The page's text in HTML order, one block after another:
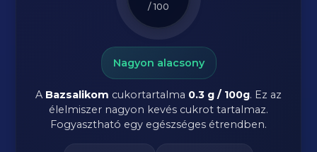
/ 100
Nagyon alacsony
A Bazsalikom cukortartalma 0.3 g / 100g. Ez az
élelmiszer nagyon kevés cukrot tartalmaz.
Fogyasztható egy egészséges étrendben.